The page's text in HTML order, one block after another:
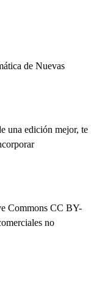
de Nuevas
una edición mejor, te
Commons CC BY-
no